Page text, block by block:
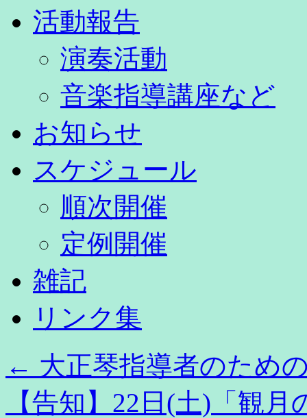
活動報告
演奏活動
音楽指導講座など
お知らせ
スケジュール
順次開催
定例開催
雑記
リンク集
← 大正琴指導者のため
【告知】22日(土)「観